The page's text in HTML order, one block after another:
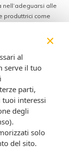
alle
produttrici come
immagini non
Inoltre
problema
sul sito
×
al
serve il tuo
parti,
tuoi interessi
degli
solo
del sito.